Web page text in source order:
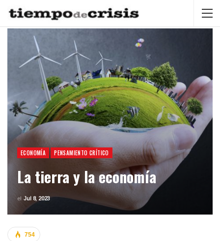
ECONOMÍA PENSAMIENTO CRÍTICO
La tierra y la economía
el Jul 8, 2023
754